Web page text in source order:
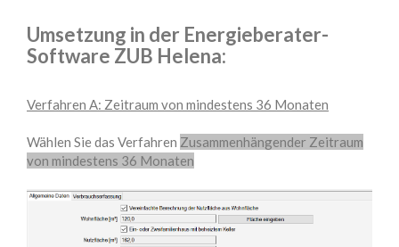
Umsetzung in der Energieberater-
Software ZUB Helena:
Verfahren A: Zeitraum von mindestens 36 Monaten
Wählen Sie das Verfahren Zusammenhängender Zeitraum
von mindestens 36 Monaten